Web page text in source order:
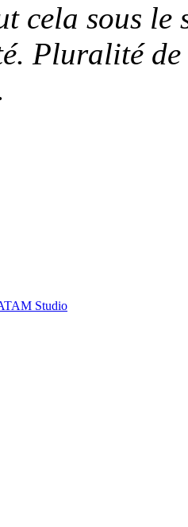
cela sous
Pluralité de
Studio